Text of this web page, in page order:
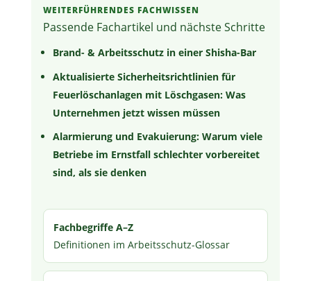
WEITERFÜHRENDES FACHWISSEN
Passende Fachartikel und nächste Schritte
Brand- & Arbeitsschutz in einer Shisha-Bar
Aktualisierte Sicherheitsrichtlinien für
Feuerlöschanlagen mit Löschgasen: Was
Unternehmen jetzt wissen müssen
Alarmierung und Evakuierung: Warum viele
Betriebe im Ernstfall schlechter vorbereitet
sind, als sie denken
Fachbegriffe A–Z
Definitionen im Arbeitsschutz-Glossar